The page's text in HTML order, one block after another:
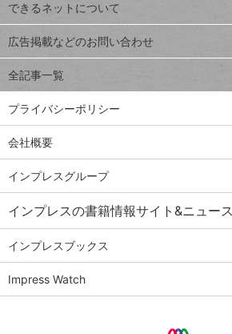
close
閉じ
る
Excel Q&A
トイアンナ流仕
事術
ではじめる業務
の完全自動化
AI議事録作成術
Windows 11
Q&A
Teams踏み込み
活用術
Excel講師の仕事
術
できるネットについて
広告掲載などのお問い合わせ
全記事一覧
プライバシーポリシー
会社概要
インプレスグループ
インプレスの書籍情報サイト&ニュー
インプレスブックス
Impress Watch